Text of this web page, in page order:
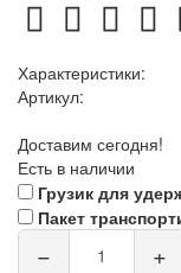
Характеристики:
Артикул:
Доставим сегодня!
Есть в наличии
Грузик для
Пакет
− +